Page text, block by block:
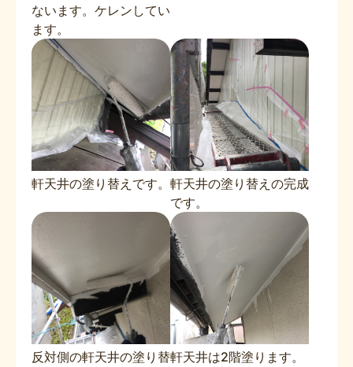
ないます。ケレンしてい
ます。
軒天井の塗り替えです。 軒天井の塗り替えの完成
です。
反対側の軒天井の塗り替軒天井は2階塗ります。